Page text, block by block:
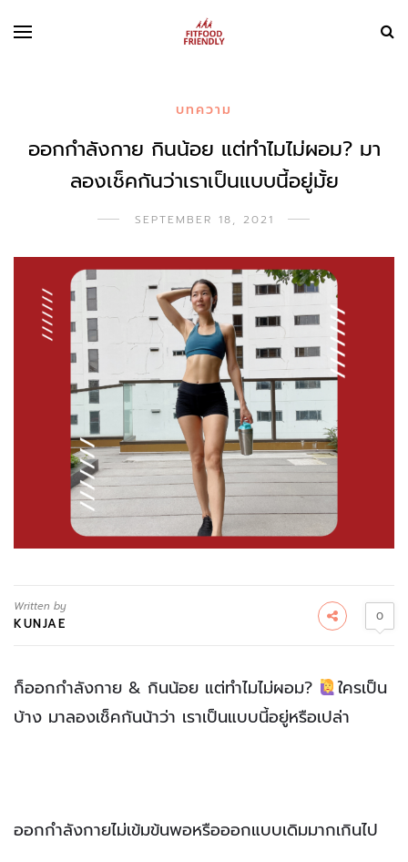
บทความ
ออกกำลังกาย กินน้อย แต่ทำไมไม่ผอม? มา
ลองเช็คกันว่าเราเป็นแบบนี้อยู่มั้ย
SEPTEMBER 18, 2021
Written by
KUNJAE 0
ก็ออกกำลังกาย & กินน้อย แต่ทำไมไม่ผอม?
ใครเป็น
บ้าง มาลองเช็คกันน้าว่า เราเป็นแบบนี้อยู่หรือเปล่า
ออกกำลังกายไม่เข้มข้นพอหรือออกแบบเดิมมากเกินไป